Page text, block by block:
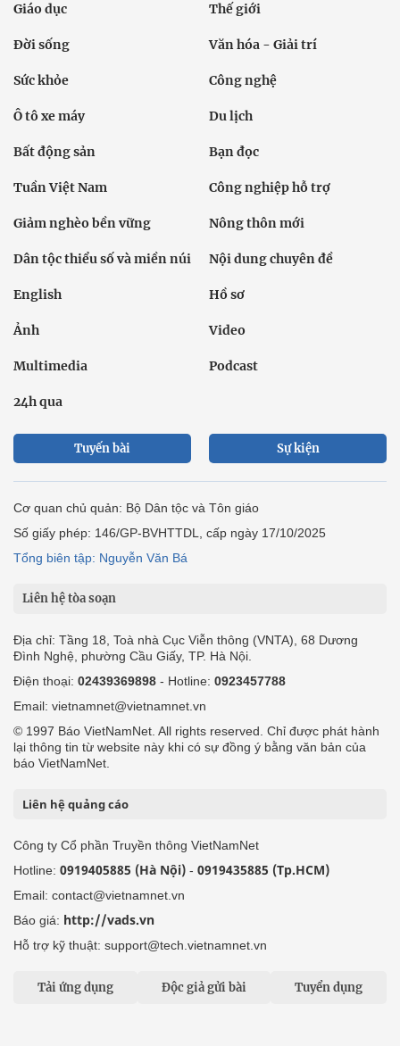
Giáo dục Thế giới
Đời sống Văn hóa - Giải trí
Sức khỏe Công nghệ
Ô tô xe máy Du lịch
Bất động sản Bạn đọc
Tuần Việt Nam Công nghiệp hỗ trợ
Giảm nghèo bền vững Nông thôn mới
Dân tộc thiểu số và miền núi Nội dung chuyên đề
English Hồ sơ
Ảnh Video
Multimedia Podcast
24h qua
Tuyến bài Sự kiện
Cơ quan chủ quản: Bộ Dân tộc và Tôn giáo
Số giấy phép: 146/GP-BVHTTDL, cấp ngày 17/10/2025
Tổng biên tập: Nguyễn Văn Bá
Liên hệ tòa soạn
Địa chỉ: Tầng 18, Toà nhà Cục Viễn thông (VNTA), 68 Dương
Đình Nghệ, phường Cầu Giấy, TP. Hà Nội.
Điện thoại: 02439369898 - Hotline: 0923457788
Email: vietnamnet@vietnamnet.vn
© 1997 Báo VietNamNet. All rights reserved. Chỉ được phát hành
lại thông tin từ website này khi có sự đồng ý bằng văn bản của
báo VietNamNet.
Liên hệ quảng cáo
Công ty Cổ phần Truyền thông VietNamNet
Hotline: 0919405885 (Hà Nội) - 0919435885 (Tp.HCM)
Email: contact@vietnamnet.vn
Báo giá: http://vads.vn
Hỗ trợ kỹ thuật: support@tech.vietnamnet.vn
Tải ứng dụng Độc giả gửi bài Tuyển dụng